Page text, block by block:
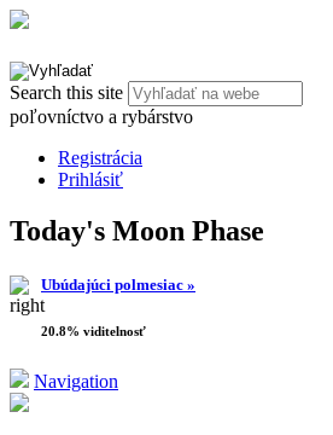
Search this site
poľovníctvo a rybárstvo
Registrácia
Prihlásiť
Today's Moon Phase
Ubúdajúci polmesiac »
20.8% viditelnosť
Navigation